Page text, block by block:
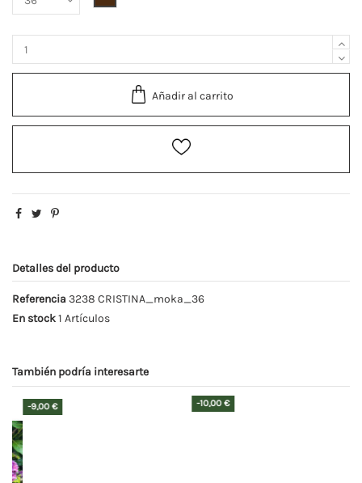
Añadir al carrito
Detalles del producto
Referencia 3238 CRISTINA_moka_36
En stock1 Artículos
También podría interesarte
-10,00 € -5,00 €